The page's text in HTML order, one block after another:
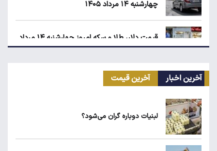
چهارشنبه ۱۴ مرداد ۱۴۰۵
قیمت دلار، طلا و سکه امروز چهارشنبه ۱۴ مرداد
۱۴۰۵
آخرین اخبار آخرین قیمت
لبنیات دوباره گران می‌شود؟